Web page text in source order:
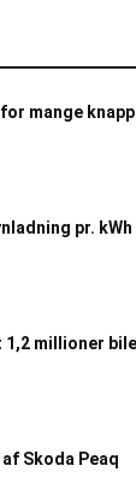
mange
pr. kWh
millioner
Skoda Peaq